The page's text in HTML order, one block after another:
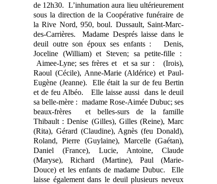
de 12h30. L’inhumation aura lieu ultérieurement
sous la direction de la Coopérative funéraire de
la Rive Nord, 950, boul. Dussault, Saint-Marc-
des-Carrières. Madame Després laisse dans le
deuil outre son époux ses enfants : Denis,
Joceline (William) et Steven; sa petite-fille :
Aimee-Lyne; ses frères et et sa sur : (Irois),
Raoul (Cécile), Anne-Marie (Aldérice) et Paul-
Eugène (Jeanne). Elle était la sur de feu Bertin
et de feu Albéo. Elle laisse aussi dans le deuil
sa belle-mère : madame Rose-Aimée Dubuc; ses
beaux-frères et belles-surs de la famille
Thibault : Denise (Gilles), Gilles (Reine), Marc
(Rita), Gérard (Claudine), Agnès (feu Donald),
Roland, Pierre (Guylaine), Marcelle (Gaétan),
Daniel (France), Lucie, Antoine, Claude
(Maryse), Richard (Martine), Paul (Marie-
Douce) et les enfants de madame Dubuc. Elle
laisse également dans le deuil plusieurs neveux